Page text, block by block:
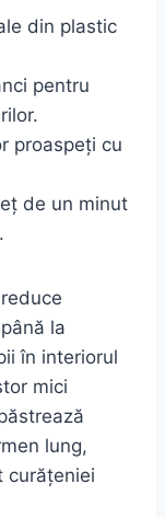
din plastic
pentru
proaspeți cu
de un minut
la
în interiorul
mici
lung,
curățeniei